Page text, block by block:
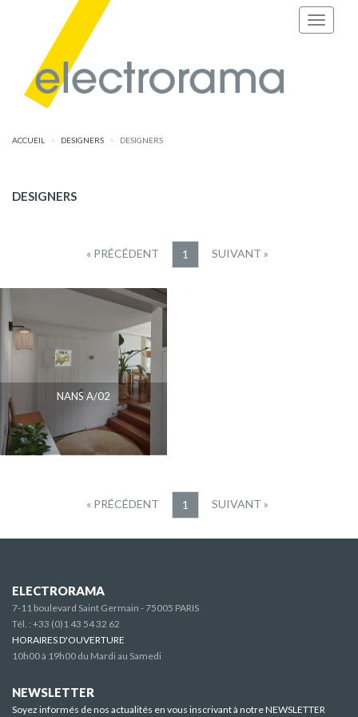
ACCUEIL DESIGNERS DESIGNERS
DESIGNERS
« PRÉCÉDENT 1 SUIVANT »
NANS A/02
« PRÉCÉDENT 1 SUIVANT »
ELECTRORAMA
7-11 boulevard Saint Germain - 75005 PARIS
Tél. : +33 (0)1 43 54 32 62
HORAIRES D'OUVERTURE
10h00 à 19h00 du Mardi au Samedi
NEWSLETTER
Soyez informés de nos actualités en vous inscrivant à notre NEWSLETTER